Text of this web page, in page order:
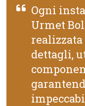
Ogni
Urmet
dettagli,